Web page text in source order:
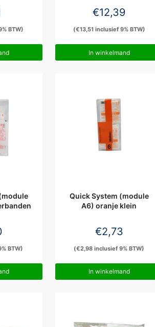
BTW)
€12,39
(€13,51 inclusief 9% BTW)
In winkelmand
BTW)
Quick System (module
A6) oranje klein
€2,73
(€2,98 inclusief 9% BTW)
In winkelmand